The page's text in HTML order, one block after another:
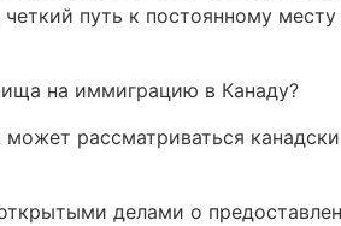
путь к постоянному
на иммиграцию в Канаду?
рассматриваться
делами о